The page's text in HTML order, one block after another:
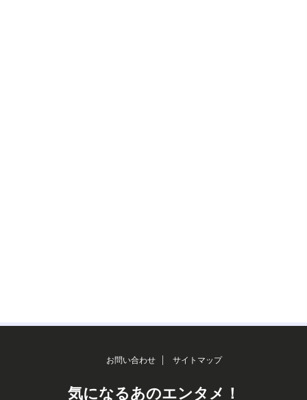
お問い合わせ サイトマップ
気になるあのエンタメ！